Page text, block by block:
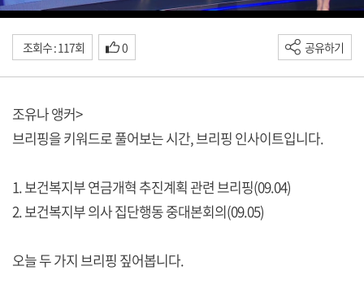
조회수 : 117회 0 공유하기
조유나 앵커>
브리핑을 키워드로 풀어보는 시간, 브리핑 인사이트입니다.
1. 보건복지부 연금개혁 추진계획 관련 브리핑(09.04)
2. 보건복지부 의사 집단행동 중대본회의(09.05)
오늘 두 가지 브리핑 짚어봅니다.